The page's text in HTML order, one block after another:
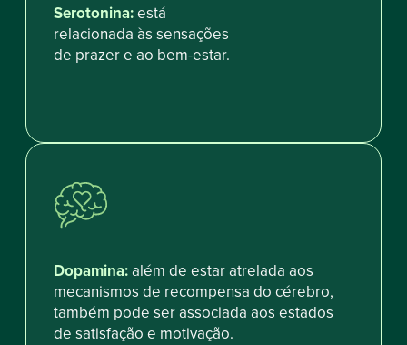
Serotonina:está
relacionada às sensações
de prazer e ao bem-estar.
Dopamina:além de estar atrelada aos
mecanismos de recompensa do cérebro,
também pode ser associada aos estados
de satisfação e motivação.